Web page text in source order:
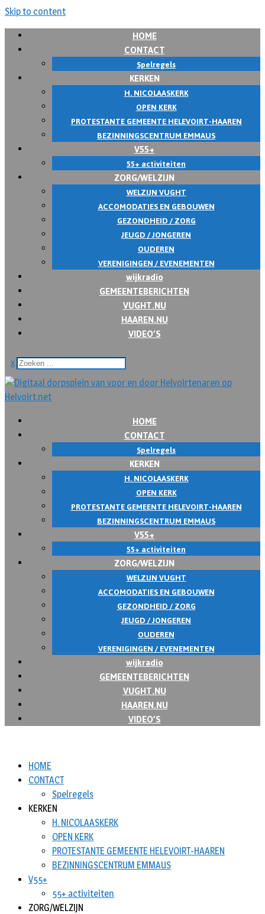
Skip to content
HOME
CONTACT
Spelregels
KERKEN
H. NICOLAASKERK
OPEN KERK
PROTESTANTE GEMEENTE HELEVOIRT-HAAREN
BEZINNINGSCENTRUM EMMAUS
V55+
55+ activiteiten
ZORG/WELZIJN
WELZIJN VUGHT
ACCOMODATIES EN GEBOUWEN
GEZONDHEID / ZORG
JEUGD / JONGEREN
OUDEREN
VERENIGINGEN / EVENEMENTEN
wijkradio
GEMEENTEBERICHTEN
VUGHT.NU
HAAREN.NU
VIDEO’S
x
HOME
CONTACT
Spelregels
KERKEN
H. NICOLAASKERK
OPEN KERK
PROTESTANTE GEMEENTE HELEVOIRT-HAAREN
BEZINNINGSCENTRUM EMMAUS
V55+
55+ activiteiten
ZORG/WELZIJN
WELZIJN VUGHT
ACCOMODATIES EN GEBOUWEN
GEZONDHEID / ZORG
JEUGD / JONGEREN
OUDEREN
VERENIGINGEN / EVENEMENTEN
wijkradio
GEMEENTEBERICHTEN
VUGHT.NU
HAAREN.NU
VIDEO’S
HOME
CONTACT
Spelregels
KERKEN
H. NICOLAASKERK
OPEN KERK
PROTESTANTE GEMEENTE HELEVOIRT-HAAREN
BEZINNINGSCENTRUM EMMAUS
V55+
55+ activiteiten
ZORG/WELZIJN